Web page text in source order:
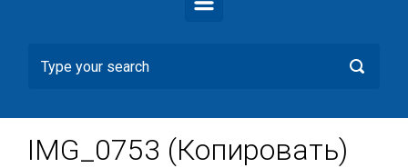
IMG_0753 (Копировать)